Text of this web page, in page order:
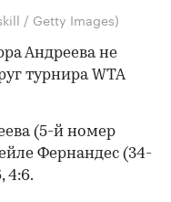
/ Getty Images)
Андреева не
турнира WTA
(5-й номер
Фернандес (34-
4:6.